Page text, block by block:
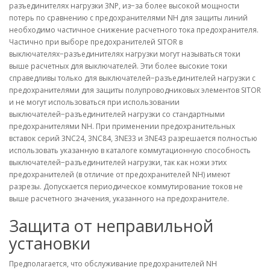
разъединителях нагрузки 3NP, из−за более высокой мощности
потерь по сравнению с предохранителями NH для защиты линий
необходимо частичное снижение расчетного тока предохранителя.
Частично при выборе предохранителей SITOR в
выключателях−разъединителях нагрузки могут называться токи
выше расчетных для выключателей. Эти более высокие токи
справедливы только для выключателей−разъединителей нагрузки с
предохранителями для защиты полупроводниковых элементов SITOR
и не могут использоваться при использовании
выключателей−разъединителей нагрузки со стандартными
предохранителями NH. При применении предохранительных
вставок серий 3NC24, 3NC84, 3NE33 и 3NE43 разрешается полностью
использовать указанную в каталоге коммутационную способность
выключателей−разъединителей нагрузки, так как ножи этих
предохранителей (в отличие от предохранителей NH) имеют
разрезы. Допускается периодическое коммутирование токов не
выше расчетного значения, указанного на предохранителе.
Защита от неправильной
установки
Предполагается, что обслуживание предохранителей NH